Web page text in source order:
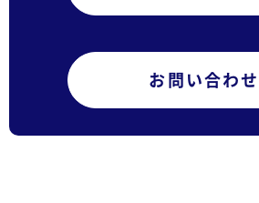
お問い合わせ